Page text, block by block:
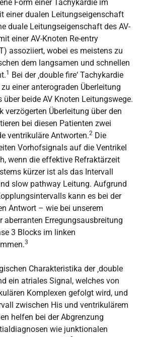
Form einer Tachykardie im
einer dualen Leitungseigenschaft
duale Leitungseigenschaft des AV-
einer AV-Knoten Re-entry
assoziiert, wobei es meistens zu
dem langsamen und schnellen
1 Bei der ‚double fire‘ Tachykardie
einer anterograden Überleitung
beide AV Knoten Leitungswege.
verzögerten Überleitung über den
bei diesen Patienten zwei
ventrikuläre Antworten.2 Die
Vorhofsignals auf die Ventrikel
wenn die effektive Refraktärzeit
kürzer ist als das Intervall
slow pathway Leitung. Aufgrund
kann es bei der
Antwort – wie bei unserem
aberranten Erregungsausbreitung
3 Blocks im linken
3
Charakteristika der ‚double
ein atriales Signal, welches von
Komplexen gefolgt wird, und
zwischen His und ventrikulärem
helfen bei der Abgrenzung
wie junktionalen